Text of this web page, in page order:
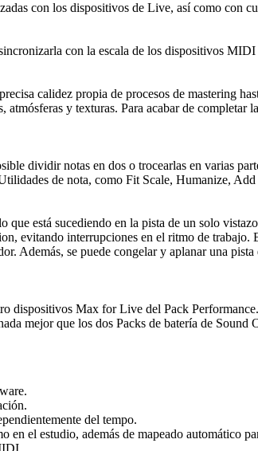
con los dispositivos de Live, así como con
con la escala de los dispositivos
calidez propia de procesos de mastering
y texturas. Para acabar de
dividir notas en dos o trocearlas en varias
de nota, como Fit Scale, Humanize,
está sucediendo en la pista de un solo
evitando interrupciones en el ritmo de
Además, se puede congelar y aplanar una
dispositivos Max for Live del Pack
mejor que los dos Packs de batería de Sound
del tempo.
el estudio, además de mapeado automático